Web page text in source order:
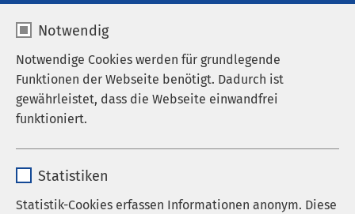
Notwendig
Notwendige Cookies werden für grundlegende
Funktionen der Webseite benötigt. Dadurch ist
gewährleistet, dass die Webseite einwandfrei
funktioniert.
Anbieter sgalinski
Statistiken
Statistik-Cookies erfassen Informationen anonym. Diese